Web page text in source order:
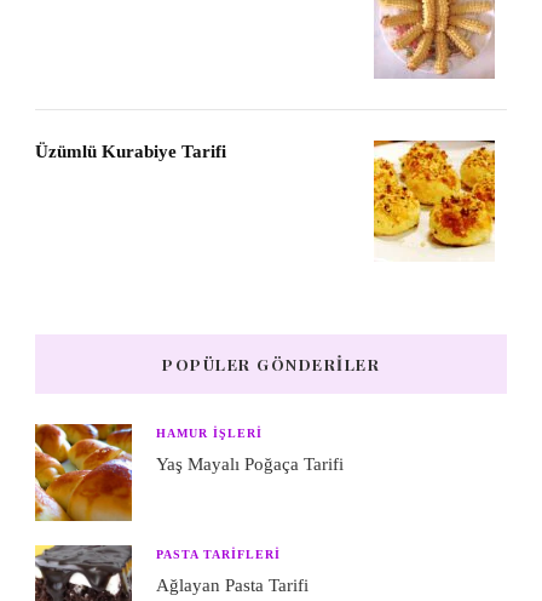
Üzümlü Kurabiye Tarifi
POPÜLER GÖNDERILER
HAMUR IŞLERI
Yaş Mayalı Poğaça Tarifi
PASTA TARIFLERI
Ağlayan Pasta Tarifi